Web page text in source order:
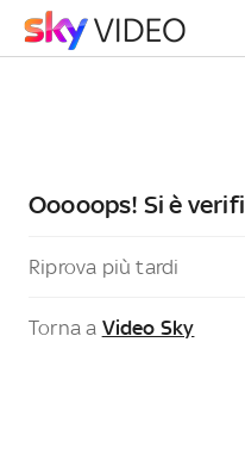
Ooooops! Si è
Riprova più tardi
Torna a Video Sky